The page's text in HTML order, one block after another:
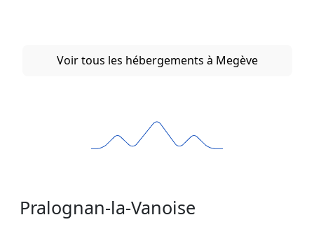
Voir tous les hébergements à Megève
Pralognan-la-Vanoise